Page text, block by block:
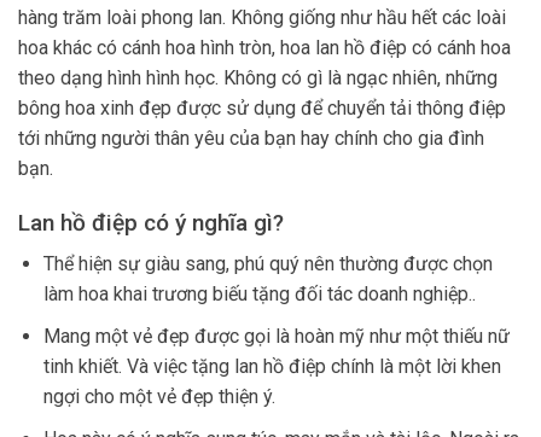
hàng trăm loài phong lan. Không giống như hầu hết các loài
hoa khác có cánh hoa hình tròn, hoa lan hồ điệp có cánh hoa
theo dạng hình hình học. Không có gì là ngạc nhiên, những
bông hoa xinh đẹp được sử dụng để chuyển tải thông điệp
tới những người thân yêu của bạn hay chính cho gia đình
bạn.
Lan hồ điệp có ý nghĩa gì?
Thể hiện sự giàu sang, phú quý nên thường được chọn
làm hoa khai trương biếu tặng đối tác doanh nghiệp..
Mang một vẻ đẹp được gọi là hoàn mỹ như một thiếu nữ
tinh khiết. Và việc tặng lan hồ điệp chính là một lời khen
ngợi cho một vẻ đẹp thiện ý.